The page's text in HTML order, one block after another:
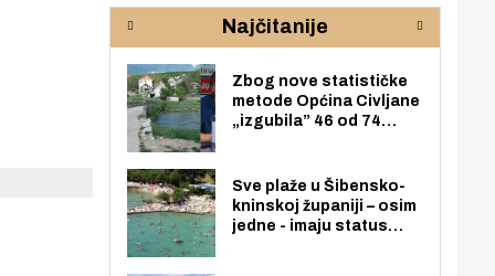
rijeke Krke
Najčitanije
Zbog nove statističke
metode Općina Civljane
„izgubila” 46 od 74
nego radno sposobnih
osoba među svojih 170
stanovnika.
Sve plaže u Šibensko-
kninskoj županiji – osim
jedne - imaju status